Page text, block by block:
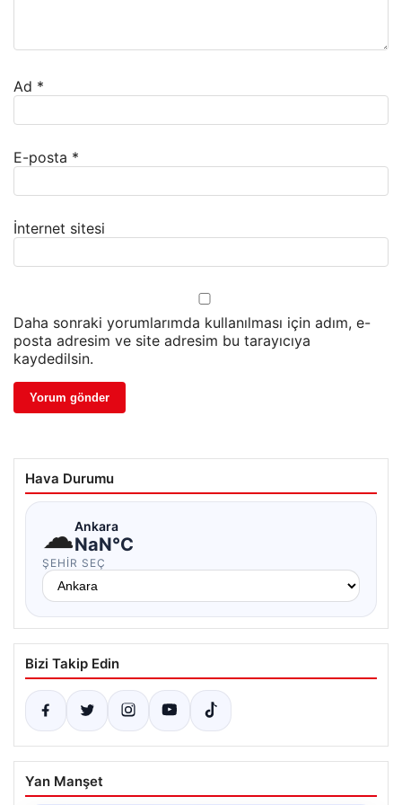
Ad *
E-posta *
İnternet sitesi
Daha sonraki yorumlarımda kullanılması için adım, e-
posta adresim ve site adresim bu tarayıcıya
kaydedilsin.
Hava Durumu
☁Ankara
NaN°C
ŞEHIR SEÇ
Bizi Takip Edin
Yan Manşet